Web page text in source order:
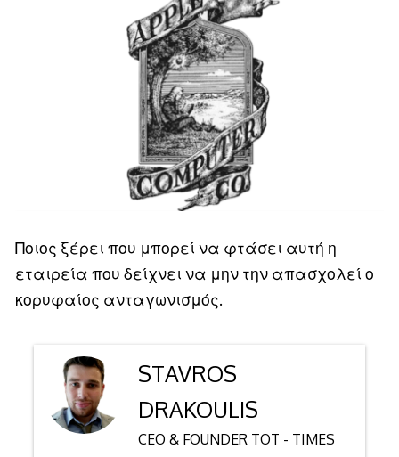
Ποιος ξέρει που μπορεί να φτάσει αυτή η
εταιρεία που δείχνει να μην την απασχολεί ο
κορυφαίος ανταγωνισμός.
STAVROS
DRAKOULIS
CEO & FOUNDER TOT - TIMES